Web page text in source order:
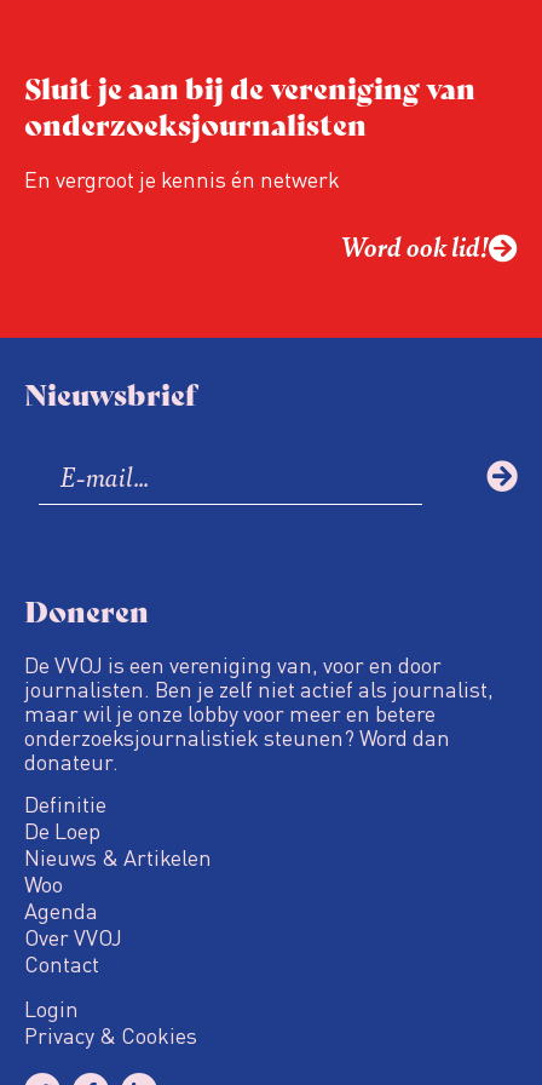
Sluit je aan bij de vereniging van
onderzoeksjournalisten
En vergroot je kennis én netwerk
Word ook lid!
Nieuwsbrief
Doneren
De VVOJ is een vereniging van, voor en door
journalisten. Ben je zelf niet actief als journalist,
maar wil je onze lobby voor meer en betere
onderzoeksjournalistiek steunen? Word dan
donateur.
Definitie
De Loep
Nieuws & Artikelen
Woo
Agenda
Over VVOJ
Contact
Login
Privacy & Cookies